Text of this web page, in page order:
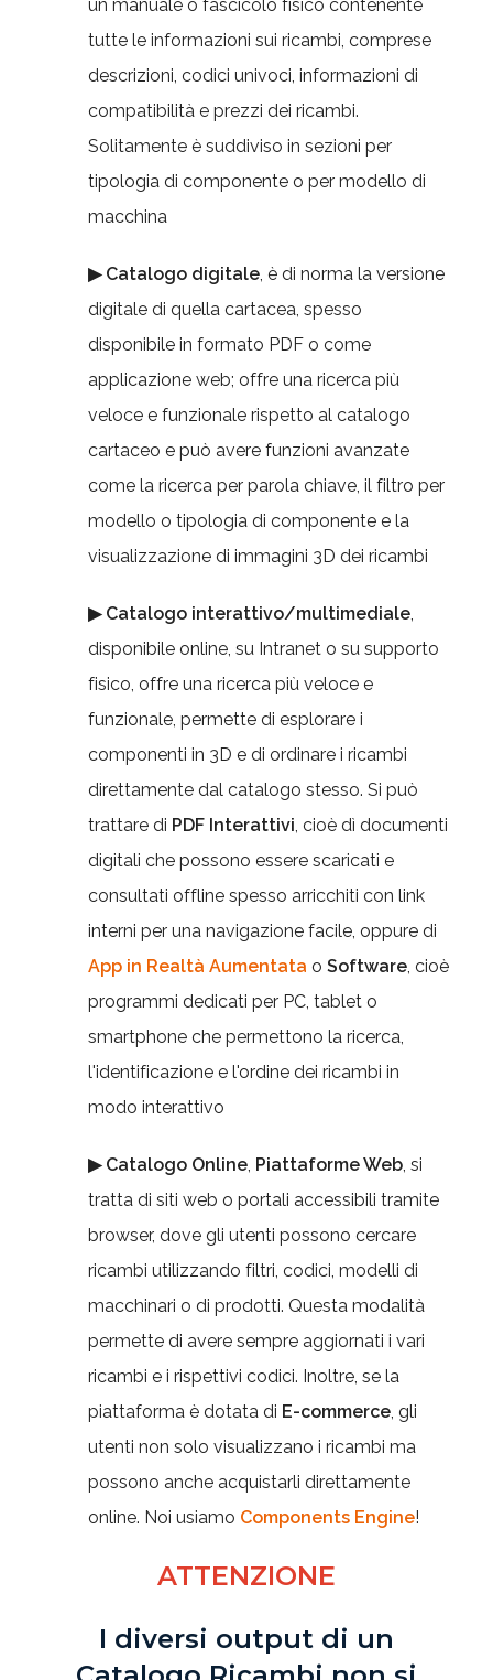
un manuale o fascicolo fisico contenente
tutte le informazioni sui ricambi, comprese
descrizioni, codici univoci, informazioni di
compatibilità e prezzi dei ricambi.
Solitamente è suddiviso in sezioni per
tipologia di componente o per modello di
macchina
▶ Catalogo digitale, è di norma la versione
digitale di quella cartacea, spesso
disponibile in formato PDF o come
applicazione web; offre una ricerca più
veloce e funzionale rispetto al catalogo
cartaceo e può avere funzioni avanzate
come la ricerca per parola chiave, il filtro per
modello o tipologia di componente e la
visualizzazione di immagini 3D dei ricambi
▶ Catalogo interattivo/multimediale,
disponibile online, su Intranet o su supporto
fisico, offre una ricerca più veloce e
funzionale, permette di esplorare i
componenti in 3D e di ordinare i ricambi
direttamente dal catalogo stesso. Si può
trattare di PDF Interattivi, cioè dì documenti
digitali che possono essere scaricati e
consultati offline spesso arricchiti con link
interni per una navigazione facile, oppure di
App in Realtà Aumentata o Software, cioè
programmi dedicati per PC, tablet o
smartphone che permettono la ricerca,
l'identificazione e l'ordine dei ricambi in
modo interattivo
▶ Catalogo Online, Piattaforme Web, si
tratta di siti web o portali accessibili tramite
browser, dove gli utenti possono cercare
ricambi utilizzando filtri, codici, modelli di
macchinari o di prodotti. Questa modalità
permette di avere sempre aggiornati i vari
ricambi e i rispettivi codici. Inoltre, se la
piattaforma è dotata di E-commerce, gli
utenti non solo visualizzano i ricambi ma
possono anche acquistarli direttamente
online. Noi usiamo Components Engine!
ATTENZIONE
I diversi output di un